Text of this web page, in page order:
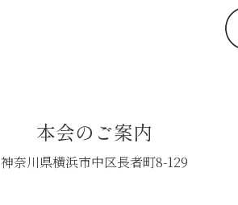
本会のご案内
神奈川県横浜市中区長者町8-129